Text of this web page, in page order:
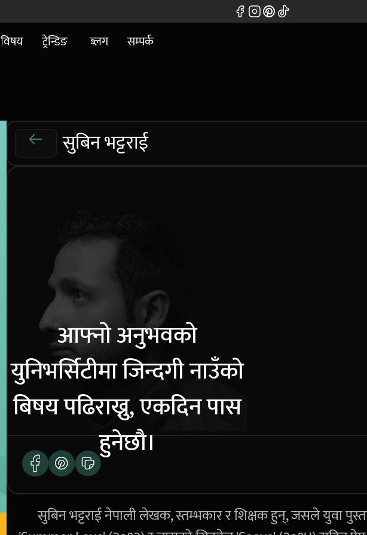
विषय ट्रेन्डिङ ब्लग सम्पर्क
सुबिन भट्टराई
आफ्नो अनुभवको
युनिभर्सिटीमा जिन्दगी नाउँको
बिषय पढिराख्नु, एकदिन पास
हुनेछौ।
सुबिन भट्टराई नेपाली लेखक, स्तम्भकार र शिक्षक हुन्, जसले युवा